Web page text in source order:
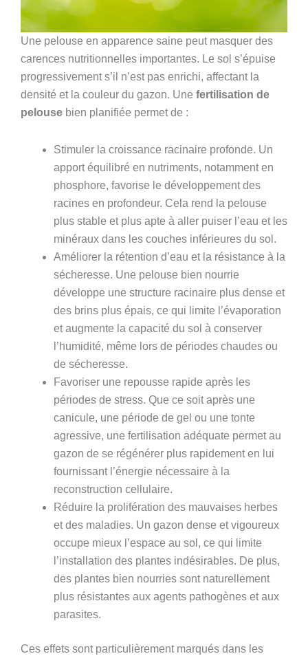
Une pelouse en apparence saine peut masquer des
carences nutritionnelles importantes. Le sol s’épuise
progressivement s’il n’est pas enrichi, affectant la
densité et la couleur du gazon. Une fertilisation de
pelouse bien planifiée permet de :
Stimuler la croissance racinaire profonde. Un
apport équilibré en nutriments, notamment en
phosphore, favorise le développement des
racines en profondeur. Cela rend la pelouse
plus stable et plus apte à aller puiser l’eau et les
minéraux dans les couches inférieures du sol.
Améliorer la rétention d’eau et la résistance à la
sécheresse. Une pelouse bien nourrie
développe une structure racinaire plus dense et
des brins plus épais, ce qui limite l’évaporation
et augmente la capacité du sol à conserver
l’humidité, même lors de périodes chaudes ou
de sécheresse.
Favoriser une repousse rapide après les
périodes de stress. Que ce soit après une
canicule, une période de gel ou une tonte
agressive, une fertilisation adéquate permet au
gazon de se régénérer plus rapidement en lui
fournissant l’énergie nécessaire à la
reconstruction cellulaire.
Réduire la prolifération des mauvaises herbes
et des maladies. Un gazon dense et vigoureux
occupe mieux l’espace au sol, ce qui limite
l’installation des plantes indésirables. De plus,
des plantes bien nourries sont naturellement
plus résistantes aux agents pathogènes et aux
parasites.
Ces effets sont particulièrement marqués dans les